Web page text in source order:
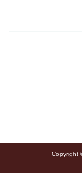
Copyright